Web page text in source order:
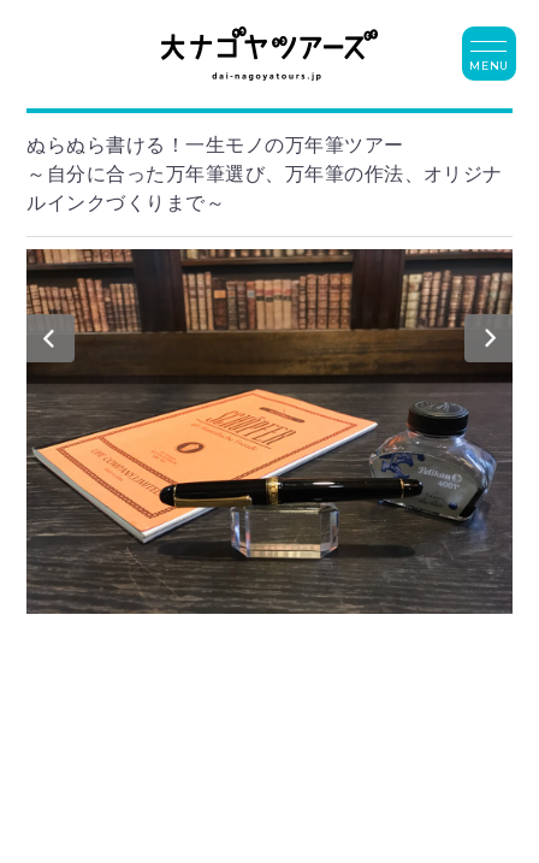
ぬらぬら書ける！一生モノの万年筆ツアー
～自分に合った万年筆選び、万年筆の作法、オリジナ
ルインクづくりまで～
MENU